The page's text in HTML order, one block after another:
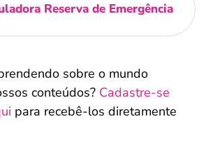
Reserva de Emergência
sobre o mundo
conteúdos? Cadastre-se
para recebê-los diretamente